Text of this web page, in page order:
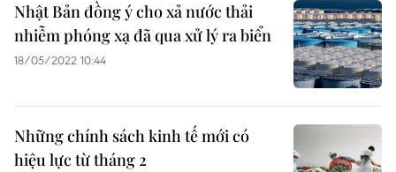
Nhật Bản đồng ý cho xả nước thải
nhiễm phóng xạ đã qua xử lý ra biển
18/05/2022 10:44
Những chính sách kinh tế mới có
hiệu lực từ tháng 2